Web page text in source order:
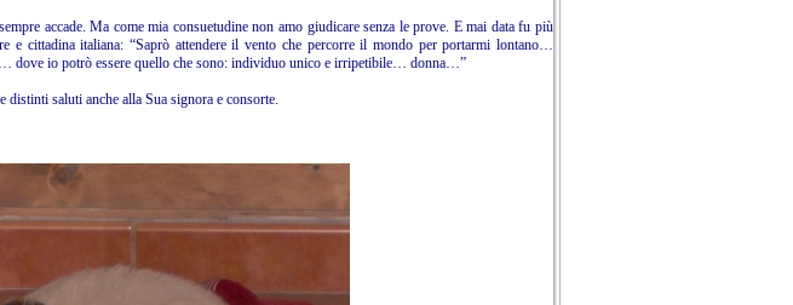
accade. Ma come mia consuetudine non amo giudicare senza le prove. E mai data fu più
e cittadina italiana: “Saprò attendere il vento che percorre il mondo per portarmi lontano…
dove io potrò essere quello che sono: individuo unico e irripetibile… donna…”
saluti anche alla Sua signora e consorte.